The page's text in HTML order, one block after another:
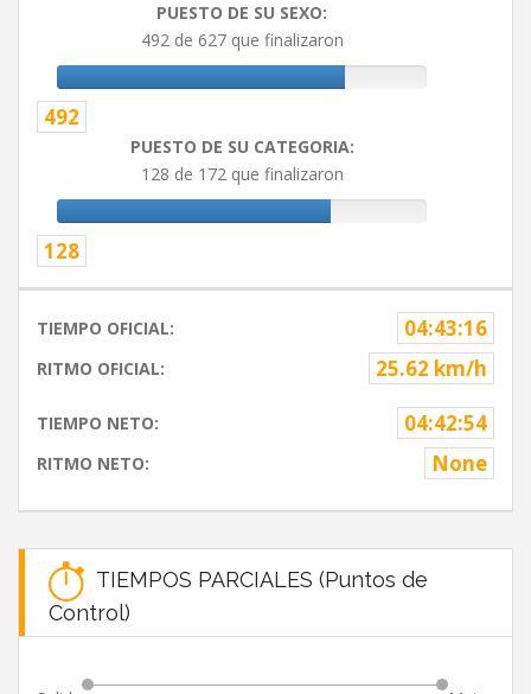
PUESTO DE SU SEXO:
492 de 627 que finalizaron
492
PUESTO DE SU CATEGORIA:
128 de 172 que finalizaron
128
TIEMPO OFICIAL: 04:43:16
RITMO OFICIAL: 25.62 km/h
TIEMPO NETO: 04:42:54
RITMO NETO: None
TIEMPOS PARCIALES (Puntos de
Control)